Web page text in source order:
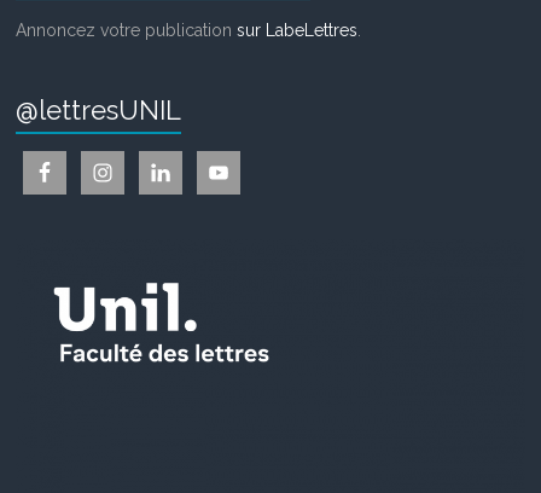
Annoncez votre publicationsur LabeLettres
@lettresUNIL